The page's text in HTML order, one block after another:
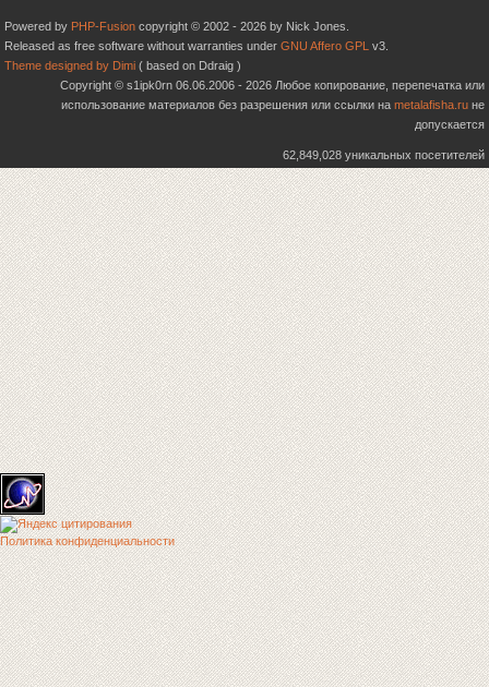
Powered by PHP-Fusion copyright © 2002 - 2026 by Nick Jones.
Released as free software without warranties under GNU Affero GPL v3.
Theme designed by Dimi ( based on Ddraig )
Copyright © s1ipk0rn 06.06.2006 - 2026 Любое копирование, перепечатка или
использование материалов без разрешения или ссылки на metalafisha.ru не
допускается
62,849,028 уникальных посетителей
Политика конфиденциальности